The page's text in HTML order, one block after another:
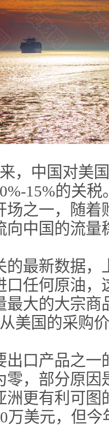
，中国对美
15%的关
场之一，随
向中国的流量
的最新数据
口任何原油
最大的大宗
美国的采购
出口产品之
零，部分原
洲更有利可
万美元，但